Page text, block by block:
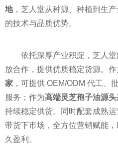
地，芝人堂从种源、种植到生
的技术与品质优势。
依托深厚产业积淀，芝人
放合作，提供优质稳定货源。作
家 ，可提供 OEM/ODM 代工、
服务；作为高端灵芝孢子油源
持续稳定供货。同时配套成熟运
带货下市场，全方位营销赋能
久盈利。